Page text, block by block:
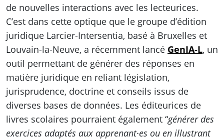
de nouvelles interactions avec les lecteurices.
C’est dans cette optique que le groupe d’édition
juridique Larcier-Intersentia, basé à Bruxelles et
Louvain-la-Neuve, a récemment lancé GenIA-L, un
outil permettant de générer des réponses en
matière juridique en reliant législation,
jurisprudence, doctrine et conseils issus de
diverses bases de données. Les éditeurices de
livres scolaires pourraient également “générer des
exercices adaptés aux apprenant·es ou en illustrant